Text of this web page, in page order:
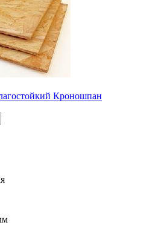
Кроношпан